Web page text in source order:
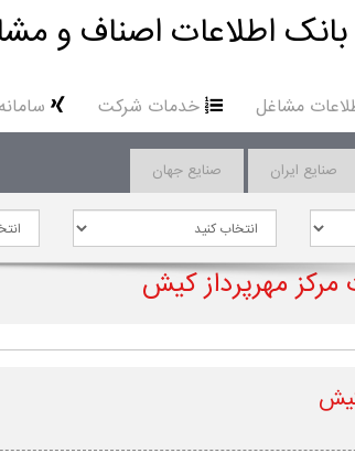
بانک اطلاعات اصناف و
مشاغل خدمات شرکت
صنایع ایران صنایع جهان
مرکز مهرپرداز کیش